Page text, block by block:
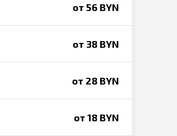
от 56 BYN
от 38 BYN
от 28 BYN
от 18 BYN